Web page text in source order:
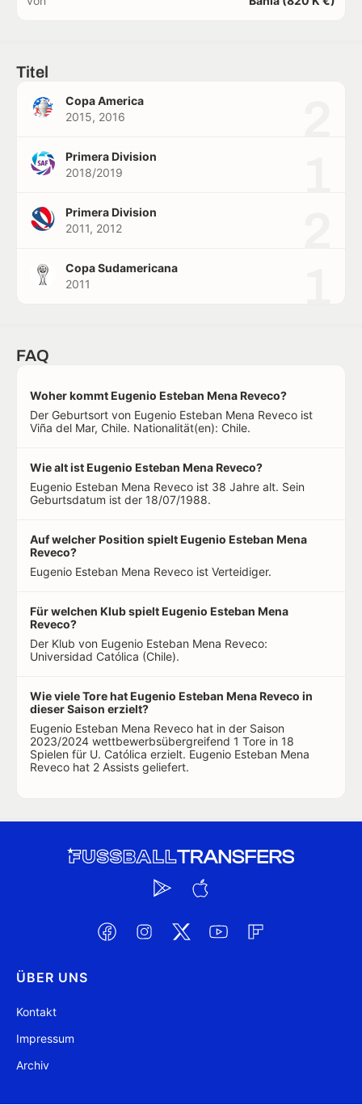
Titel
Copa America
2015, 2016
Primera Division
2018/2019
Primera Division
2011, 2012
Copa Sudamericana
2011
FAQ
Woher kommt Eugenio Esteban Mena Reveco?
Der Geburtsort von Eugenio Esteban Mena Reveco ist
Viña del Mar, Chile. Nationalität(en): Chile.
Wie alt ist Eugenio Esteban Mena Reveco?
Eugenio Esteban Mena Reveco ist 38 Jahre alt. Sein
Geburtsdatum ist der 18/07/1988.
Auf welcher Position spielt Eugenio Esteban Mena
Reveco?
Eugenio Esteban Mena Reveco ist Verteidiger.
Für welchen Klub spielt Eugenio Esteban Mena
Reveco?
Der Klub von Eugenio Esteban Mena Reveco:
Universidad Católica (Chile).
Wie viele Tore hat Eugenio Esteban Mena Reveco in
dieser Saison erzielt?
Eugenio Esteban Mena Reveco hat in der Saison
2023/2024 wettbewerbsübergreifend 1 Tore in 18
Spielen für U. Católica erzielt. Eugenio Esteban Mena
Reveco hat 2 Assists geliefert.
ÜBER UNS
Kontakt
Impressum
Archiv